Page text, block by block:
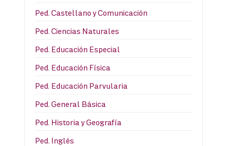
Ped. Castellano y Comunicación
Ped. Ciencias Naturales
Ped. Educación Especial
Ped. Educación Física
Ped. Educación Parvularia
Ped. General Básica
Ped. Historia y Geografía
Ped. Inglés